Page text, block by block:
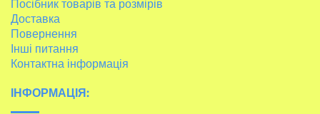
Посібник товарів та розмірів
Доставка
Повернення
Інші питання
Контактна інформація
ІНФОРМАЦІЯ: